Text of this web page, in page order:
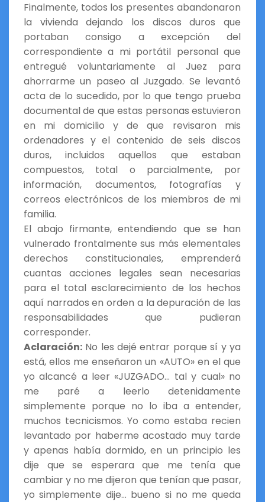
Finalmente, todos los presentes abandonaron
la vivienda dejando los discos duros que
portaban consigo a excepción del
correspondiente a mi portátil personal que
entregué voluntariamente al Juez para
ahorrarme un paseo al Juzgado. Se levantó
acta de lo sucedido, por lo que tengo prueba
documental de que estas personas estuvieron
en mi domicilio y de que revisaron mis
ordenadores y el contenido de seis discos
duros, incluidos aquellos que estaban
compuestos, total o parcialmente, por
información, documentos, fotografías y
correos electrónicos de los miembros de mi
familia.
El abajo firmante, entendiendo que se han
vulnerado frontalmente sus más elementales
derechos constitucionales, emprenderá
cuantas acciones legales sean necesarias
para el total esclarecimiento de los hechos
aquí narrados en orden a la depuración de las
responsabilidades que pudieran
corresponder.
Aclaración: No les dejé entrar porque sí y ya
está, ellos me enseñaron un «AUTO» en el que
yo alcancé a leer «JUZGADO… tal y cual» no
me paré a leerlo detenidamente
simplemente porque no lo iba a entender,
muchos tecnicismos. Yo como estaba recien
levantado por haberme acostado muy tarde
y apenas había dormido, en un principio les
dije que se esperara que me tenía que
cambiar y no me dijeron que tenían que pasar,
yo simplemente dije… bueno si no me queda